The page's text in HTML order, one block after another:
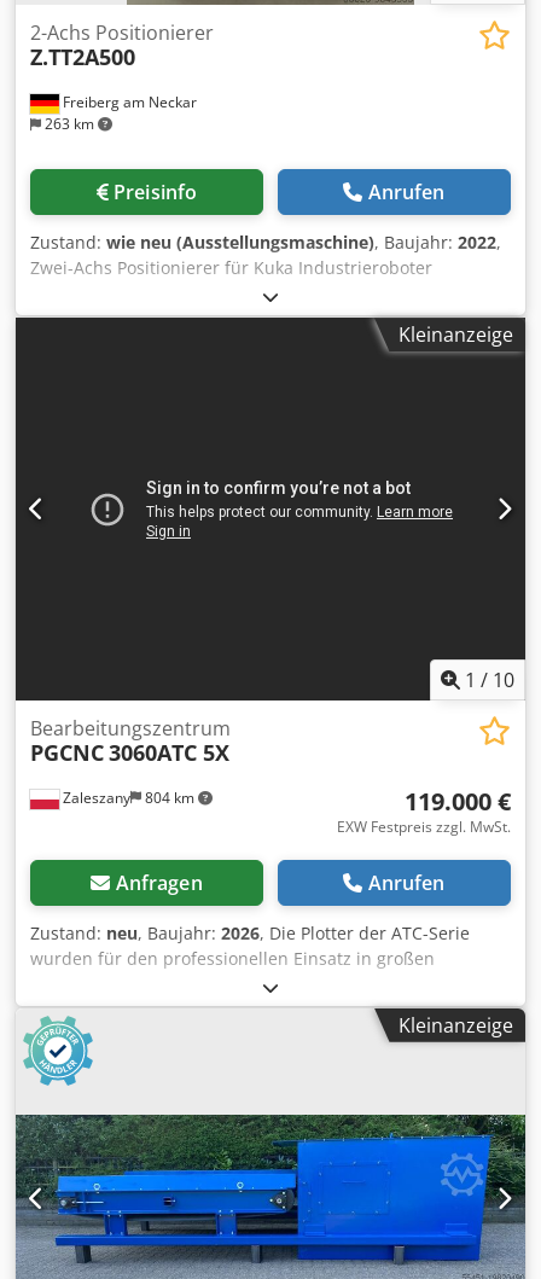
Freiberg am Neckar
263 km
2-Achs Positionierer
Z.TT2A500
Preisinfo Anrufen
Zustand: wie neu (Ausstellungsmaschine), Baujahr: 2022,
Zwei-Achs Positionierer für Kuka Industrieroboter
maximale Traglast 500Kg Positions-wiederholungs-
genauigkeit= 0,1mm Bauhöhe: 982mm Neigungsbereich:
+/- 93° Cedpfxslhr H Ho Adrsrf Drehbereich: unbegrenzt
Kleinanzeige
1 / 10
Zaleszany 804 km
Bearbeitungszentrum
PGCNC3060ATC 5X
119.000 €
EXW Festpreis zzgl. MwSt.
Anfragen Anrufen
Zustand: neu, Baujahr: 2026, Die Plotter der ATC-Serie
wurden für den professionellen Einsatz in großen
Industrieanlagen und Fabriken zur Herstellung komplexer,
großformatiger Bauteile entwickelt. Dank ihrer speziellen
Konstruktion ist die Maschine unter anderem für die
Herstellung von Gussmodellen und Yachten geeignet,
wodurch die Bearbeitungszeiten erheblich reduziert
werden. Um den Anforderungen der Schwerzerspanung
gerecht zu werden, verfügen die ATC-Maschinen über eine
zusätzlich verstärkte Struktur und leistungsstärkere AC-
Servoantriebe an jeder Achse. Dank der fünf Achsen
können auch die anspruchsvollsten Werkstücke im
Bearbeitungsprozess unterstützt werden. Die Plotter
dieser Serie sind serienmäßig mit einem automatischen
Kleinanzeige